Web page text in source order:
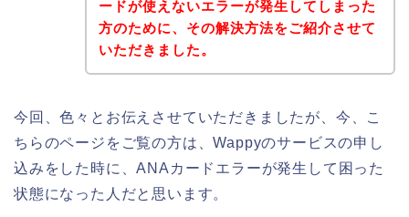
ードが使えないエラーが発生してしまった
方のために、その解決方法をご紹介させて
いただきました。
今回、色々とお伝えさせていただきましたが、今、こ
ちらのページをご覧の方は、Wappyのサービスの申し
込みをした時に、ANAカードエラーが発生して困った
状態になった人だと思います。